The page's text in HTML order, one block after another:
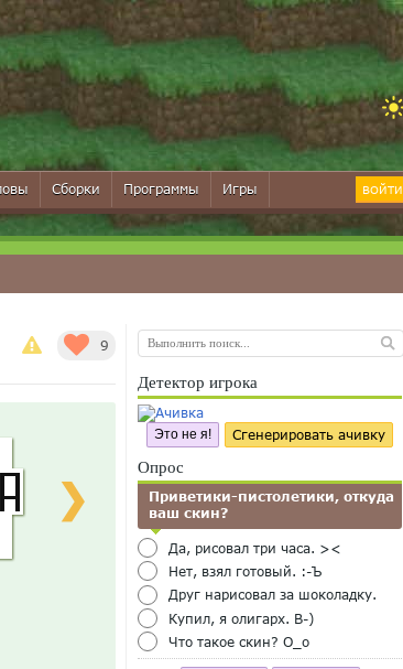
Сборки Программы Игры ВОЙТИ
9
❯
Детектор игрока
Это не я! Сгенерировать ачивку
Опрос
Приветики-пистолетики, откуда
ваш скин?
Да, рисовал три часа. ><
Нет, взял готовый. :-Ъ
Друг нарисовал за шоколадку.
Купил, я олигарх. B-)
Что такое скин? O_o